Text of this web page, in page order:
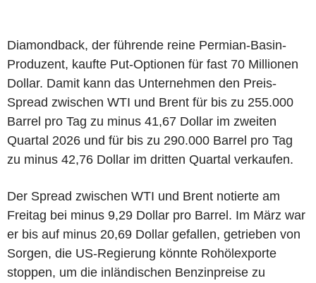
Diamondback, der führende reine Permian-Basin-
Produzent, kaufte Put-Optionen für fast 70 Millionen
Dollar. Damit kann das Unternehmen den Preis-
Spread zwischen WTI und Brent für bis zu 255.000
Barrel pro Tag zu minus 41,67 Dollar im zweiten
Quartal 2026 und für bis zu 290.000 Barrel pro Tag
zu minus 42,76 Dollar im dritten Quartal verkaufen.
Der Spread zwischen WTI und Brent notierte am
Freitag bei minus 9,29 Dollar pro Barrel. Im März war
er bis auf minus 20,69 Dollar gefallen, getrieben von
Sorgen, die US-Regierung könnte Rohölexporte
stoppen, um die inländischen Benzinpreise zu